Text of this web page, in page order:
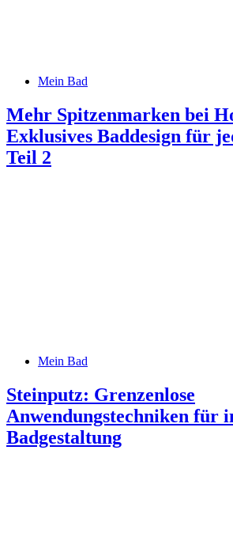
Mein Bad
Mehr Spitzenmarken bei
Exklusives Baddesign für
Teil 2
Mein Bad
Steinputz: Grenzenlose
Anwendungstechniken für
Badgestaltung